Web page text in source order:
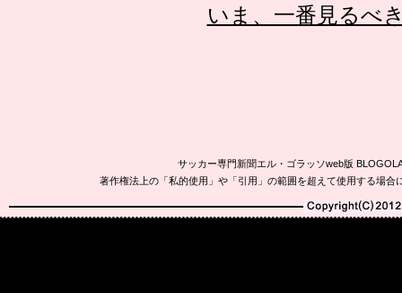
いま、一番見るべ
サッカー専門新聞エル・ゴラッソweb版
著作権法上の「私的使用」や「引用」の範囲を超えて使用する場
Copyright(C)2010-